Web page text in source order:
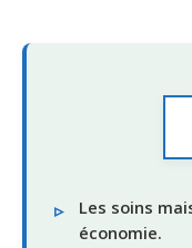
Les soins
économie.